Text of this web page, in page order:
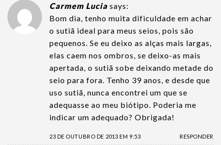
Carmem Lucia says:
Bom dia, tenho muita dificuldade em achar
o sutiã ideal para meus seios, pois são
pequenos. Se eu deixo as alças mais largas,
elas caem nos ombros, se deixo-as mais
apertada, o sutiã sobe deixando metade do
seio para fora. Tenho 39 anos, e desde que
uso sutiã, nunca encontrei um que se
adequasse ao meu biótipo. Poderia me
indicar um adequado? Obrigada!
23 DE OUTUBRO DE 2013 EM 9:53 RESPONDER